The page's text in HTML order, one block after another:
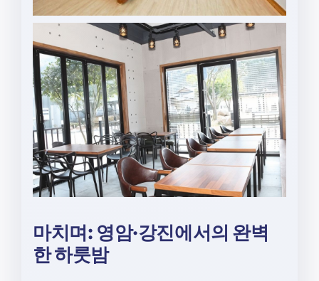
마치며: 영암·강진에서의 완벽
한 하룻밤